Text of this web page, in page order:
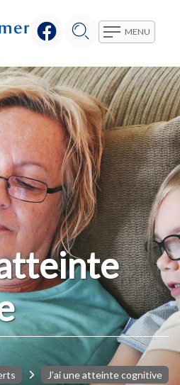
MENU
J’ai une atteinte cognitive